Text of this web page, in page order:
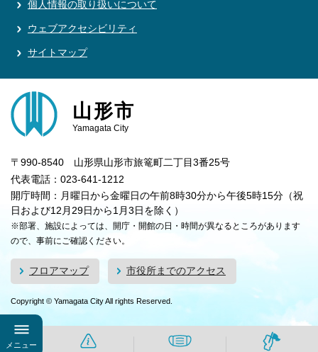
メニュー
個人情報の取り扱いについて
ウェブアクセシビリティ
サイトマップ
山形市
Yamagata City
〒990-8540 山形県山形市旅篭町二丁目3番25号
代表電話：023-641-1212
開庁時間：月曜日から金曜日の午前8時30分から午後5時15分（祝
日および12月29日から1月3日を除く）
※部署、施設によっては、開庁・開館の日・時間が異なるところがあります
ので、事前にご確認ください。
フロアマップ 市役所までのアクセス
Copyright © Yamagata City All rights Reserved.